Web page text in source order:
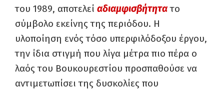
του 1989, αποτελεί αδιαμφισβήτητατο
σύμβολο εκείνης της περιόδου. Η
υλοποίηση ενός τόσο υπερφιλόδοξου έργου,
την ίδια στιγμή που λίγα μέτρα πιο πέρα ο
λαός του Βουκουρεστίου προσπαθούσε να
αντιμετωπίσει της δυσκολίες που